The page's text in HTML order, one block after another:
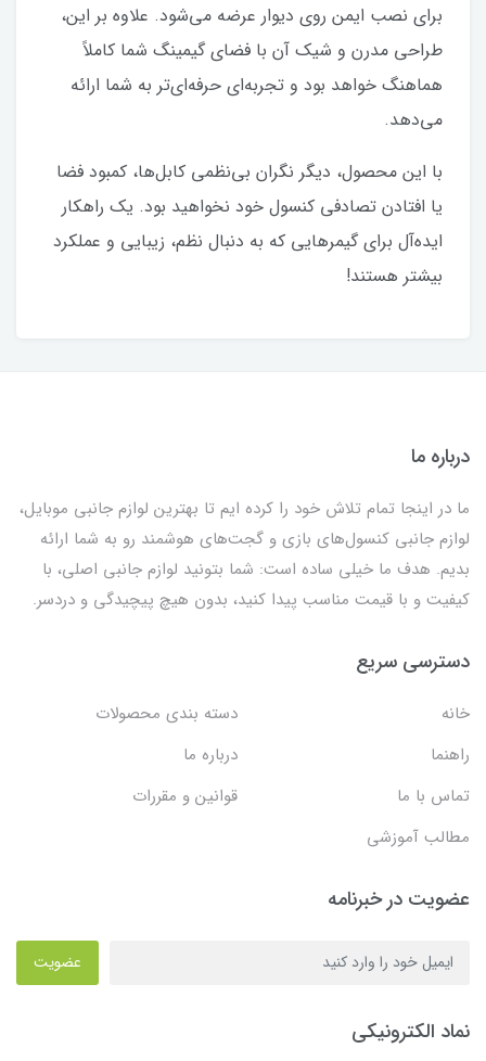
برای نصب ایمن روی دیوار عرضه می‌شود. علاوه بر این،
طراحی مدرن و شیک آن با فضای گیمینگ شما کاملاً
هماهنگ خواهد بود و تجربه‌ای حرفه‌ای‌تر به شما ارائه
می‌دهد.
با این محصول، دیگر نگران بی‌نظمی کابل‌ها، کمبود فضا
یا افتادن تصادفی کنسول خود نخواهید بود. یک راهکار
ایده‌آل برای گیمرهایی که به دنبال نظم، زیبایی و عملکرد
بیشتر هستند!
درباره ما
ما در اینجا تمام تلاش خود را کرده ایم تا بهترین لوازم جانبی موبایل،
لوازم جانبی کنسول‌های بازی و گجت‌های هوشمند رو به شما ارائه
بدیم. هدف ما خیلی ساده است: شما بتونید لوازم جانبی اصلی، با
کیفیت و با قیمت مناسب پیدا کنید، بدون هیچ پیچیدگی و دردسر.
دسترسی سریع
خانه
دسته بندی محصولات
راهنما
درباره ما
تماس با ما
قوانین و مقررات
مطالب آموزشی
عضویت در خبرنامه
عضویت
نماد الکترونیکی